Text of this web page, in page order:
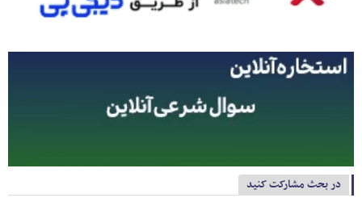
در بحث مشارکت کنید